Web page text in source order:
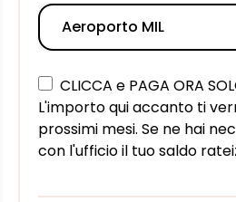
CLICCA e PAGA ORA
L'importo qui accanto ti
prossimi mesi. Se ne hai
con l'ufficio il tuo saldo